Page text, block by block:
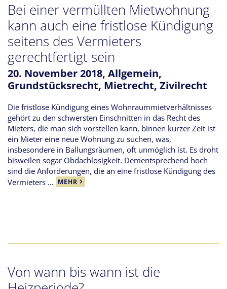
Bei einer vermüllten Mietwohnung
kann auch eine fristlose Kündigung
seitens des Vermieters
gerechtfertigt sein
20. November 2018, Allgemein,
Grundstücksrecht, Mietrecht, Zivilrecht
Die fristlose Kündigung eines Wohnraummietverhältnisses
gehört zu den schwersten Einschnitten in das Recht des
Mieters, die man sich vorstellen kann, binnen kurzer Zeit ist
ein Mieter eine neue Wohnung zu suchen, was,
insbesondere in Ballungsräumen, oft unmöglich ist. Es droht
bisweilen sogar Obdachlosigkeit. Dementsprechend hoch
sind die Anforderungen, die an eine fristlose Kündigung des
Vermieters … MEHR
Von wann bis wann ist die